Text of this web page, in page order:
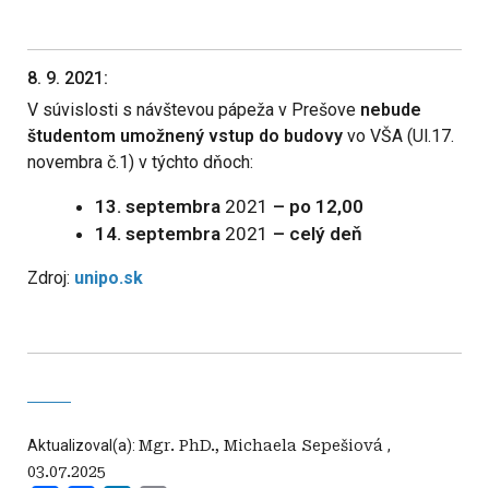
8. 9. 2021:
V súvislosti s návštevou pápeža v Prešove nebude
študentom umožnený vstup do budovy vo VŠA (Ul.17.
novembra č.1) v týchto dňoch:
13. septembra 2021 – po 12,00
14. septembra 2021 – celý deň
Zdroj: unipo.sk
Aktualizoval(a): Mgr. PhD., Michaela Sepešiová ,
03.07.2025